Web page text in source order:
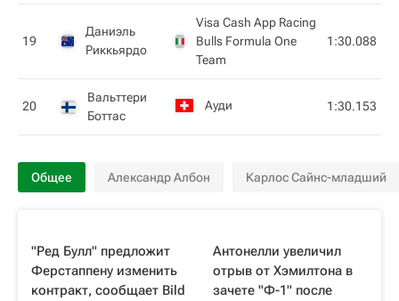
19
Даниэль
Риккьярдо
Visa Cash App Racing
Bulls Formula One
Team
1:30.088
20
Вальттери
Боттас
Ауди 1:30.153
Общее Александр Албон Карлос Сайнс-младший
"Ред Булл" предложит
Ферстаппену изменить
контракт, сообщает Bild
Антонелли увеличил
отрыв от Хэмилтона в
зачете "Ф-1" после